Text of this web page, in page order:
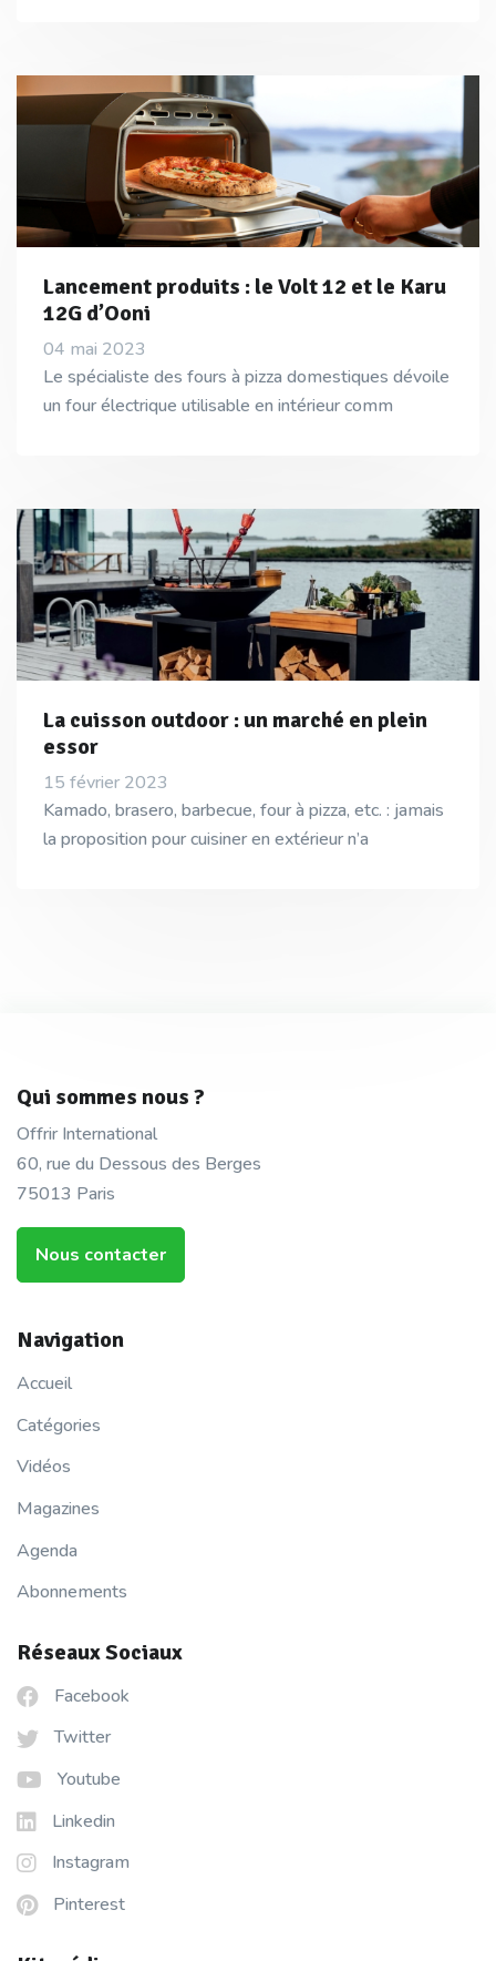
Lancement produits : le Volt 12 et le Karu
12G d’Ooni
04 mai 2023
Le spécialiste des fours à pizza domestiques dévoile
un four électrique utilisable en intérieur comm
La cuisson outdoor : un marché en plein
essor
15 février 2023
Kamado, brasero, barbecue, four à pizza, etc. : jamais
la proposition pour cuisiner en extérieur n’a
Qui sommes nous ?
Offrir International
60, rue du Dessous des Berges
75013 Paris
Nous contacter
Navigation
Accueil
Catégories
Vidéos
Magazines
Agenda
Abonnements
Réseaux Sociaux
Facebook
Twitter
Youtube
Linkedin
Instagram
Pinterest